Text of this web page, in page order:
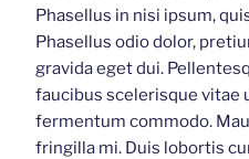
Phasellus in nisi ipsum,
Phasellus odio dolor,
gravida eget dui.
faucibus scelerisque vitae
fermentum commodo.
fringilla mi. Duis lobortis